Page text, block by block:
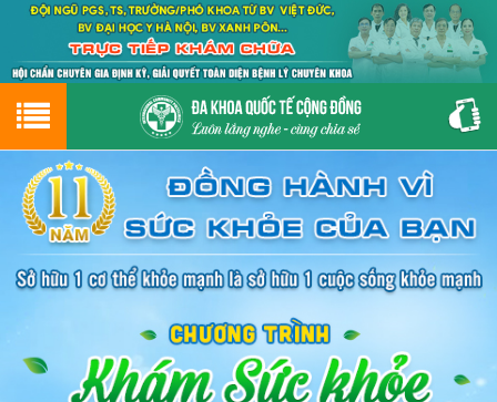
Hotline0243.9656.999tư vấn miễn phí
GIỚI THIỆU
GIỚI THIỆU VỀ PHÒNG KHÁM
CƠ SỞ VẬT CHẤT
ĐẶT HẸN LỊCH KHÁM
ĐƯỜNG TỚI PHÒNG KHÁM
PHỤ KHOA